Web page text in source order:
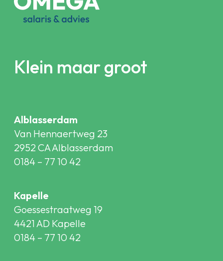
Klein maar groot
Alblasserdam
Van Hennaertweg 23
2952 CA Alblasserdam
0184 – 77 10 42
Kapelle
Goessestraatweg 19
4421 AD Kapelle
0184 – 77 10 42